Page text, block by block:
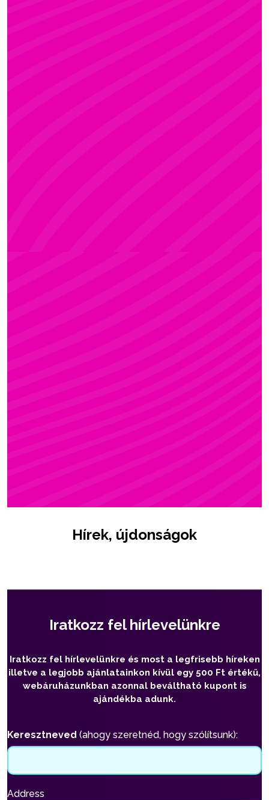
Hírek, újdonságok
Iratkozz fel hírlevelünkre
Iratkozz fel hírlevelünkre és most a legfrisebb híreken
illetve a legjobb ajánlatainkon kívül egy 500 Ft értékű,
webáruházunkban azonnal beváltható kupont is
ajándékba adunk.
Keresztneved (ahogy szeretnéd, hogy szólítsunk):
Address